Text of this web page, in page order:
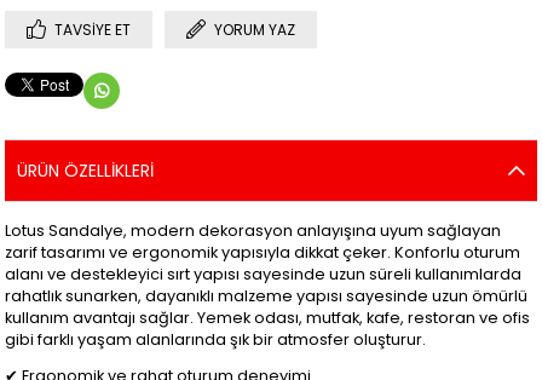
TAVSIYE ET YORUM YAZ
ÜRÜN ÖZELLIKLERI
Lotus Sandalye, modern dekorasyon anlayışına uyum sağlayan
zarif tasarımı ve ergonomik yapısıyla dikkat çeker. Konforlu oturum
alanı ve destekleyici sırt yapısı sayesinde uzun süreli kullanımlarda
rahatlık sunarken, dayanıklı malzeme yapısı sayesinde uzun ömürlü
kullanım avantajı sağlar. Yemek odası, mutfak, kafe, restoran ve ofis
gibi farklı yaşam alanlarında şık bir atmosfer oluşturur.